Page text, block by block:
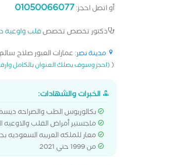
أو اتصل احجز:01050066077
دكتور تخصص تخصصقلب واوعية
مدينة نصر: عمارات العبور صلاح
((احجز وسوف يصلك العنوان بالكامل
الخبرات والشهادات:
بكالوريوس الطب والصراحه ديسمبر 1988 جامعة
ماجستير أمراض القلب والاوعيه الدمويه مايو
معار للملكه العربيه
من 1999 حتي 2021